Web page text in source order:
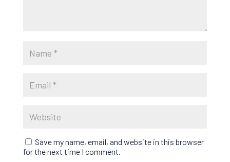
Save my name, email, and website in this browser
for the next time I comment.